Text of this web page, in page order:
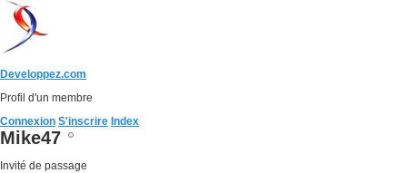
Developpez.com
Profil d'un membre
Connexion S'inscrire Index
Mike47
Invité de passage